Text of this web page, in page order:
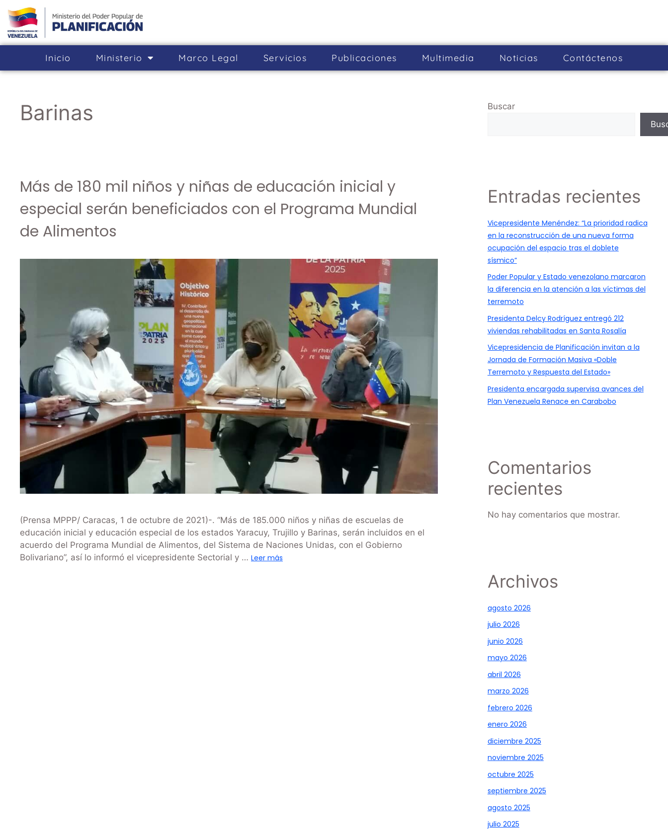
Inicio Ministerio Marco Legal Servicios Publicaciones Multimedia Noticias Cont­áctenos
Barinas
Más de 180 mil niños y niñas de educación inicial y
especial serán beneficiados con el Programa Mundial
de Alimentos
(Prensa MPPP/ Caracas, 1 de octubre de 2021)-. “Más de 185.000 niños y niñas de escuelas de
educación inicial y educación especial de los estados Yaracuy, Trujillo y Barinas, serán incluidos en el
acuerdo del Programa Mundial de Alimentos, del Sistema de Naciones Unidas, con el Gobierno
Bolivariano”, así lo informó el vicepresidente Sectorial y … Leer más
Buscar
Entradas recientes
Vicepresidente Menéndez: “La prioridad radica
en la reconstrucción de una nueva forma
ocupación del espacio tras el doblete
sísmico”
Poder Popular y Estado venezolano marcaron
la diferencia en la atención a las víctimas del
terremoto
Presidenta Delcy Rodríguez entregó 212
viviendas rehabilitadas en Santa Rosalía
Vicepresidencia de Planificación invitan a la
Jornada de Formación Masiva «Doble
Terremoto y Respuesta del Estado»
Presidenta encargada supervisa avances del
Plan Venezuela Renace en Carabobo
Comentarios
recientes
No hay comentarios que mostrar.
Archivos
agosto 2026
julio 2026
junio 2026
mayo 2026
abril 2026
marzo 2026
febrero 2026
enero 2026
diciembre 2025
noviembre 2025
octubre 2025
septiembre 2025
agosto 2025
julio 2025